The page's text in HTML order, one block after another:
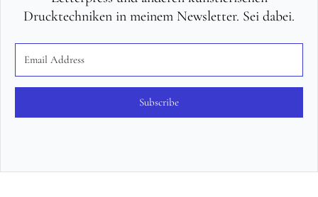
Drucktechniken in meinem Newsletter. Sei dabei.
Subscribe